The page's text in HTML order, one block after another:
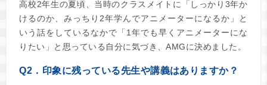
高校2年生の夏頃、当時のクラスメイトに「しっかり3年か
けるのか、みっちり2年学んでアニメーターになるか」と
いう話をしているなかで「1年でも早くアニメーターにな
りたい」と思っている自分に気づき、AMGに決めました。
Q2．印象に残っている先生や講義はありますか？